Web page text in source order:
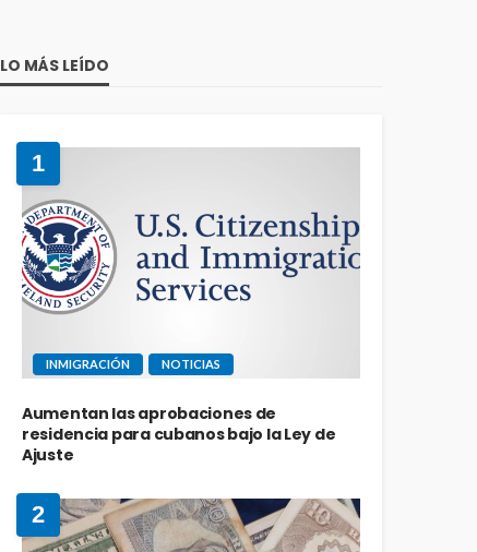
LO MÁS LEÍDO
1
INMIGRACIÓN NOTICIAS
Aumentan las aprobaciones de
residencia para cubanos bajo la Ley de
Ajuste
2